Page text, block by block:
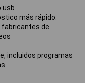
usb
más rápido.
fabricantes de
incluidos programas